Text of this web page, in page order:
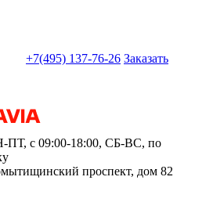
+7(495) 137-76-26 Заказать
ПТ, с 09:00-18:00, СБ-ВС, по
проспект, дом 82